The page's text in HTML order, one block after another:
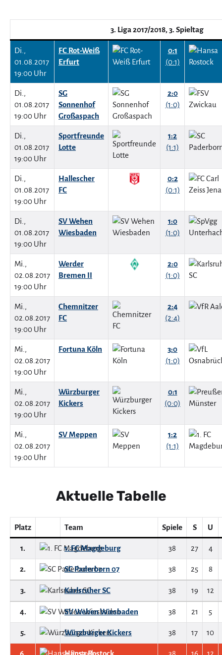
3. Liga 2017/2018, 3. Spieltag
Di.,
01.08.2017
19:00 Uhr
FC Rot-Weiß
Erfurt
0:1
(0:1)
Di.,
01.08.2017
19:00 Uhr
SG
Sonnenhof
Großaspach
2:0
(1:0)
Di.,
01.08.2017
19:00 Uhr
Sportfreunde
Lotte
1:2
(1:1)
Di.,
01.08.2017
19:00 Uhr
Hallescher
FC
0:2
(0:1)
Di.,
01.08.2017
19:00 Uhr
SV Wehen
Wiesbaden
1:0
(1:0)
Mi.,
02.08.2017
19:00 Uhr
Werder
Bremen II
2:0
(1:0)
Mi.,
02.08.2017
19:00 Uhr
Chemnitzer
FC
2:4
(2:4)
Mi.,
02.08.2017
19:00 Uhr
Fortuna Köln
3:0
(1:0)
Mi.,
02.08.2017
19:00 Uhr
Würzburger
Kickers
0:1
(0:0)
Mi.,
02.08.2017
19:00 Uhr
SV Meppen
1:2
(1:1)
Aktuelle Tabelle
Platz Team Spiele S U
1. 1. FC Magdeburg 38 27 4
2. SC Paderborn 07 38 25 8
3. Karlsruher SC 38 19 12
4. SV Wehen Wiesbaden 38 21 5
5. Würzburger Kickers 38 17 10